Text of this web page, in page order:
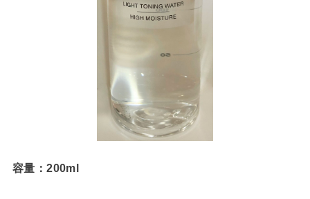
容量：200ml